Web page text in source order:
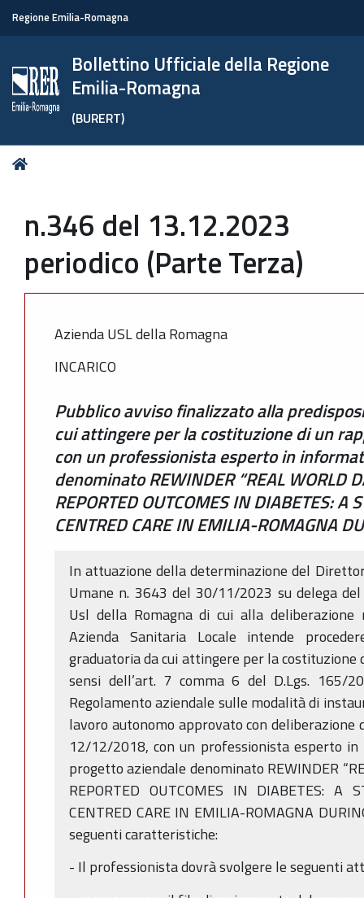
Regione Emilia-Romagna
Bollettino Ufficiale della Regione
Emilia-Romagna
(BURERT)
Tu
n.346 del 13.12.2023
periodico (Parte Terza)
Azienda USL della Romagna
INCARICO
Pubblico avviso finalizzato alla
cui attingere per la costituzione di un
con un professionista esperto in
denominato REWINDER “REAL WORLD
REPORTED OUTCOMES IN DIABETES: A
CENTRED CARE IN EMILIA-ROMAGNA
In attuazione della determinazione del
Umane n. 3643 del 30/11/2023 su delega
Usl della Romagna di cui alla
Azienda Sanitaria Locale intende
graduatoria da cui attingere per la
sensi dell’art. 7 comma 6 del D.Lgs. 165/
Regolamento aziendale sulle modalità di
lavoro autonomo approvato con
12/12/2018, con un professionista esperto
progetto aziendale denominato REWINDER
REPORTED OUTCOMES IN DIABETES: A
CENTRED CARE IN EMILIA-ROMAGNA
seguenti caratteristiche:
- Il professionista dovrà svolgere le seguenti